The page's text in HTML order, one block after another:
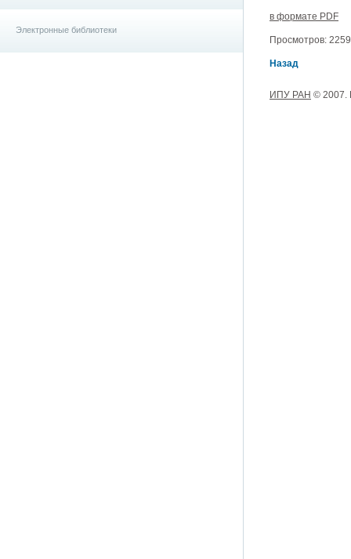
Электронные библиотеки
в формате PDF
Просмотров:
Назад
ИПУ РАН © 2007.